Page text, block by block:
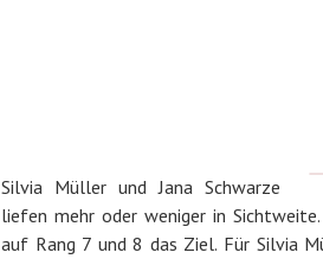
Silvia Müller und Jana Schwarze
liefen mehr oder weniger in
auf Rang 7 und 8 das Ziel. Für Silvia